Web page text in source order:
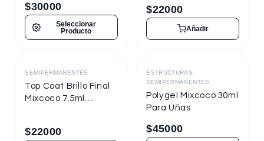
Semitraslúcido 15ml
para Uñas
$30000
Seleccionar
Producto
para Uñas
$22000
Añadir
Destacado
SEMIPERMANENTES
Top Coat Brillo Final
Mixcoco 7.5ml
$22000
Destacado
ESTRUCTURAS,
SEMIPERMANENTES
Polygel Mixcoco 30ml
Para Uñas
$45000